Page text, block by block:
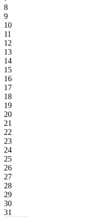
8
9
10
11
12
13
14
15
16
17
18
19
20
21
22
23
24
25
26
27
28
29
30
31